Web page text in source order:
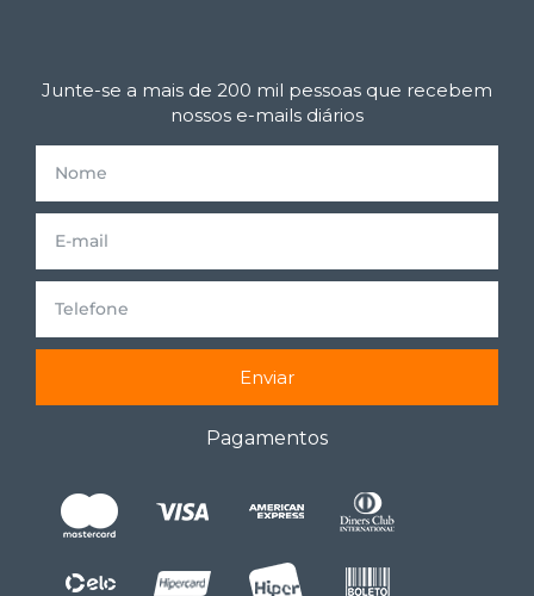
Junte-se a mais de 200 mil pessoas que recebem
nossos e-mails diários
Enviar
Pagamentos